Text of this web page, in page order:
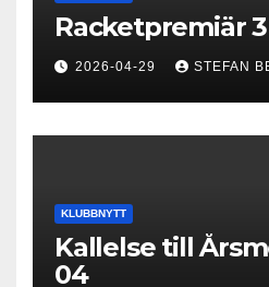
Racketpremiär 3
2026-04-29 STEFAN
KLUBBNYTT
Kallelse till
04